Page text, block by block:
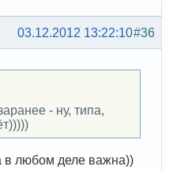
#36
03.12.2012 13:22:10
- ну, типа,
в любом деле важна))